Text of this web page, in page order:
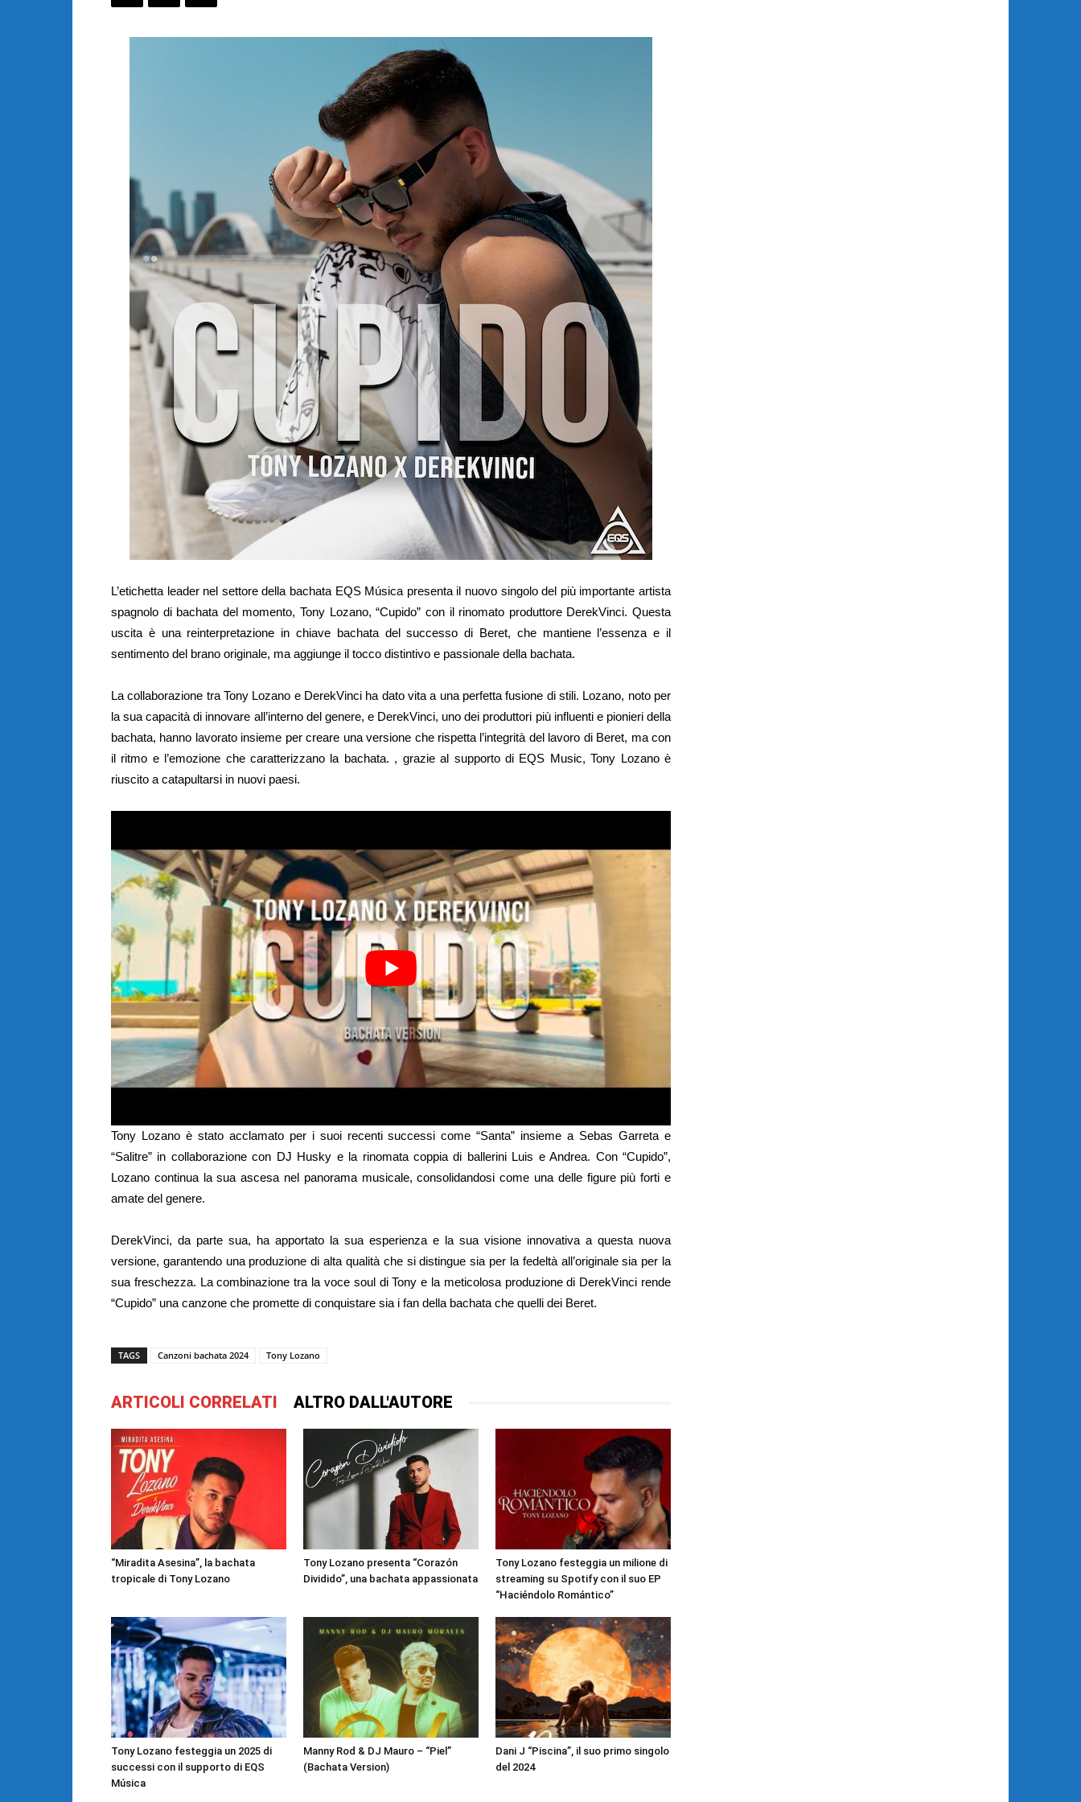
L’etichetta leader nel settore della bachata EQS Música presenta il nuovo singolo del più importante artista
spagnolo di bachata del momento, Tony Lozano, “Cupido” con il rinomato produttore DerekVinci. Questa
uscita è una reinterpretazione in chiave bachata del successo di Beret, che mantiene l’essenza e il
sentimento del brano originale, ma aggiunge il tocco distintivo e passionale della bachata.
La collaborazione tra Tony Lozano e DerekVinci ha dato vita a una perfetta fusione di stili. Lozano, noto per
la sua capacità di innovare all’interno del genere, e DerekVinci, uno dei produttori più influenti e pionieri della
bachata, hanno lavorato insieme per creare una versione che rispetta l’integrità del lavoro di Beret, ma con
il ritmo e l’emozione che caratterizzano la bachata. , grazie al supporto di EQS Music, Tony Lozano è
riuscito a catapultarsi in nuovi paesi.
Tony Lozano è stato acclamato per i suoi recenti successi come “Santa” insieme a Sebas Garreta e
“Salitre” in collaborazione con DJ Husky e la rinomata coppia di ballerini Luis e Andrea. Con “Cupido”,
Lozano continua la sua ascesa nel panorama musicale, consolidandosi come una delle figure più forti e
amate del genere.
DerekVinci, da parte sua, ha apportato la sua esperienza e la sua visione innovativa a questa nuova
versione, garantendo una produzione di alta qualità che si distingue sia per la fedeltà all’originale sia per la
sua freschezza. La combinazione tra la voce soul di Tony e la meticolosa produzione di DerekVinci rende
“Cupido” una canzone che promette di conquistare sia i fan della bachata che quelli dei Beret.
TAGS Canzoni bachata 2024 Tony Lozano
ARTICOLI CORRELATI ALTRO DALL'AUTORE
“Miradita Asesina”, la bachata
tropicale di Tony Lozano
Tony Lozano presenta “Corazón
Dividido”, una bachata appassionata
Tony Lozano festeggia un milione di
streaming su Spotify con il suo EP
“Haciéndolo Romántico”
Tony Lozano festeggia un 2025 di
successi con il supporto di EQS
Música
Manny Rod & DJ Mauro – “Piel”
(Bachata Version)
Dani J “Piscina”, il suo primo singolo
del 2024